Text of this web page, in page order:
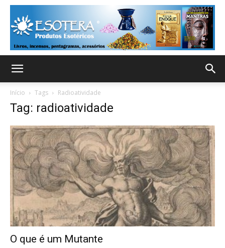
Início Tags Radioatividade
Tag: radioatividade
O que é um Mutante